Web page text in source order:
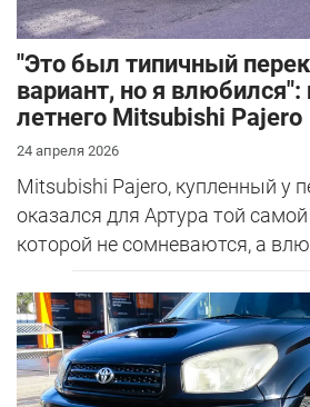
"Это был типичный
вариант, но я влюбился":
летнего Mitsubishi Pajero
24 апреля 2026
Mitsubishi Pajero, купленный у
оказался для Артура той
которой не сомневаются, а